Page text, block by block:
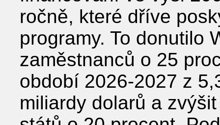
ročně, které dříve
programy. To donutilo
zaměstnanců o 25
období 2026-2027 z
miliardy dolarů a